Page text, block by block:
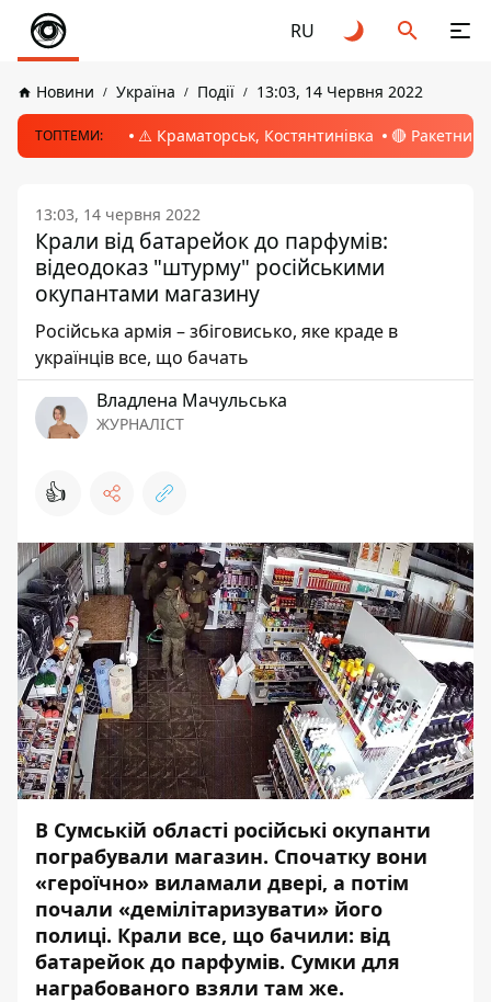
RU
Новини Україна Події 13:03, 14 Червня 2022
ТОПТЕМИ: ⚠️ Краматорськ, Костянтинівка 🔴 Ракетний
13:03, 14 червня 2022
Крали від батарейок до парфумів:
відеодоказ "штурму" російськими
окупантами магазину
Російська армія – збіговисько, яке краде в
українців все, що бачать
Владлена Мачульська
ЖУРНАЛІСТ
👍
В Сумській області російські окупанти
пограбували магазин. Спочатку вони
«героїчно» виламали двері, а потім
почали «демілітаризувати» його
полиці. Крали все, що бачили: від
батарейок до парфумів. Сумки для
награбованого взяли там же.